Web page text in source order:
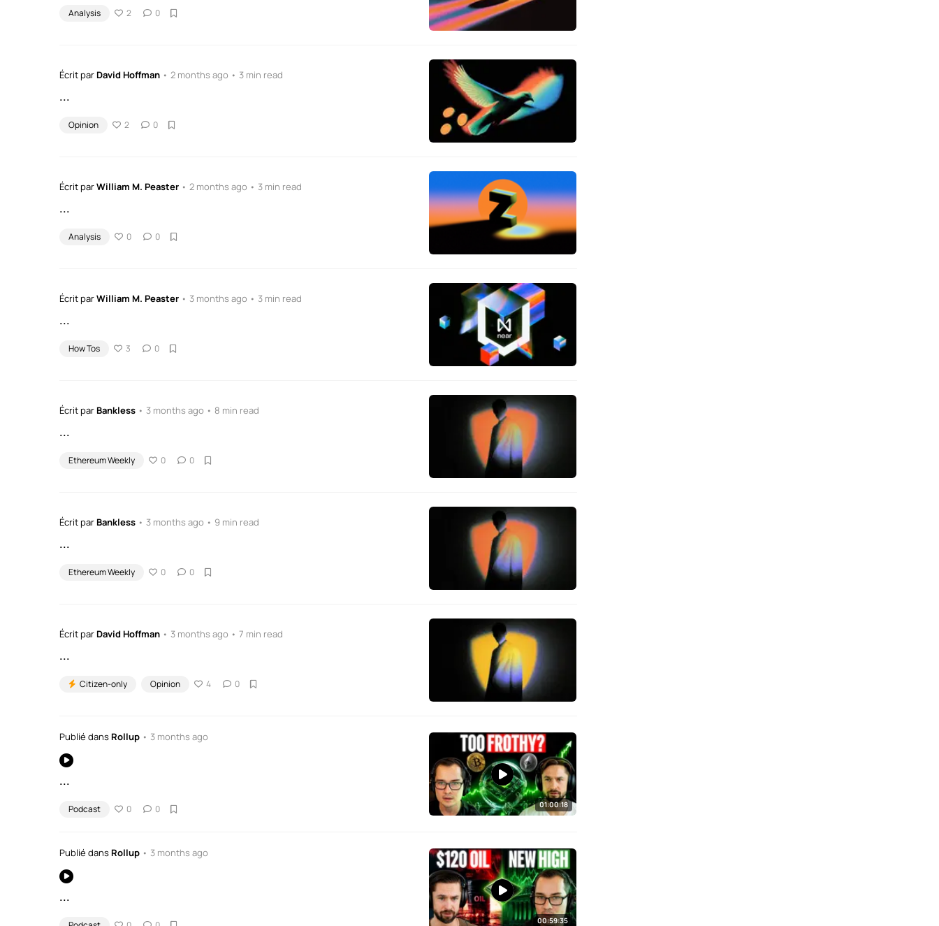
Analysis 2 0
Écrit parDavid Hoffman • 2 months ago • 3 min read
...
Opinion 2 0
Écrit parWilliam M. Peaster • 2 months ago • 3 min read
...
Analysis 0 0
Écrit parWilliam M. Peaster • 3 months ago • 3 min read
...
How Tos 3 0
Écrit parBankless • 3 months ago • 8 min read
...
Ethereum Weekly 0 0
Écrit parBankless • 3 months ago • 9 min read
...
Ethereum Weekly 0 0
Écrit parDavid Hoffman • 3 months ago • 7 min read
...
Citizen-only Opinion 4 0
Publié dansRollup • 3 months ago
...
Podcast 0 0 01:00:18
Publié dansRollup • 3 months ago
...
00:59:35